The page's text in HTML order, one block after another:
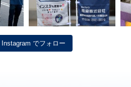
Instagram でフォロー